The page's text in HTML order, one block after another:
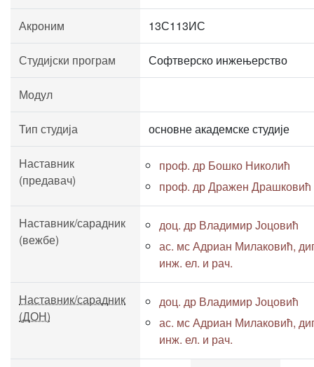
Акроним 13С113ИС
Студијски програм Софтверско инжењерство
Модул
Тип студија основне академске студије
Наставник
(предавач)
проф. др Бошко Николић
проф. др Дражен Драшковић
Наставник/сарадник
(вежбе)
доц. др Владимир Јоцовић
ас. мс Адриан Милаковић,
инж. ел. и рач.
Наставник/сарадник
(ДОН)
доц. др Владимир Јоцовић
ас. мс Адриан Милаковић,
инж. ел. и рач.